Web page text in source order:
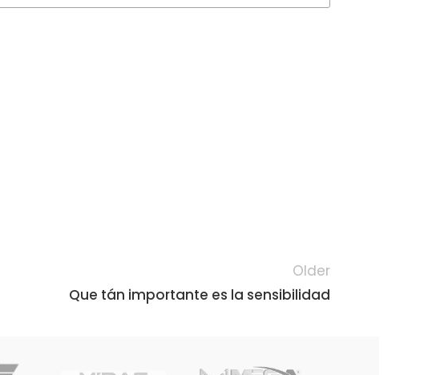
Older
Que tán importante es la sensibilidad